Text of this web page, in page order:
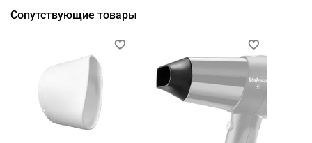
Сопутствующие товары